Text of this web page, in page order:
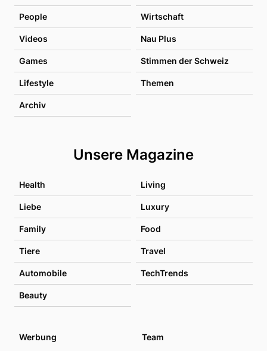
People Wirtschaft
Videos Nau Plus
Games Stimmen der Schweiz
Lifestyle Themen
Archiv
Unsere Magazine
Health Living
Liebe Luxury
Family Food
Tiere Travel
Automobile TechTrends
Beauty
Werbung Team